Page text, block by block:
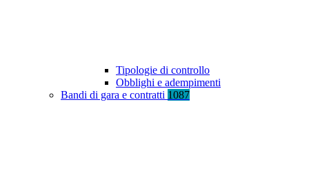
Tipologie di controllo
Obblighi e adempimenti
Bandi di gara e contratti 1087